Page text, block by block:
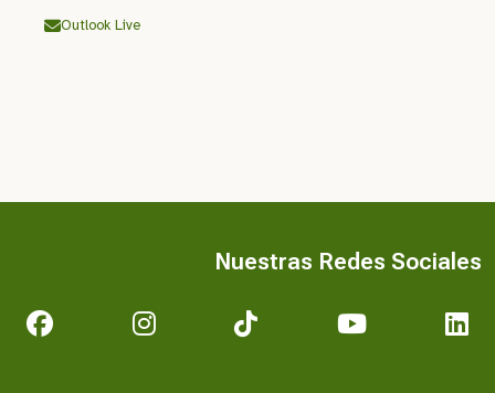
Outlook Live
Nuestras Redes Sociales